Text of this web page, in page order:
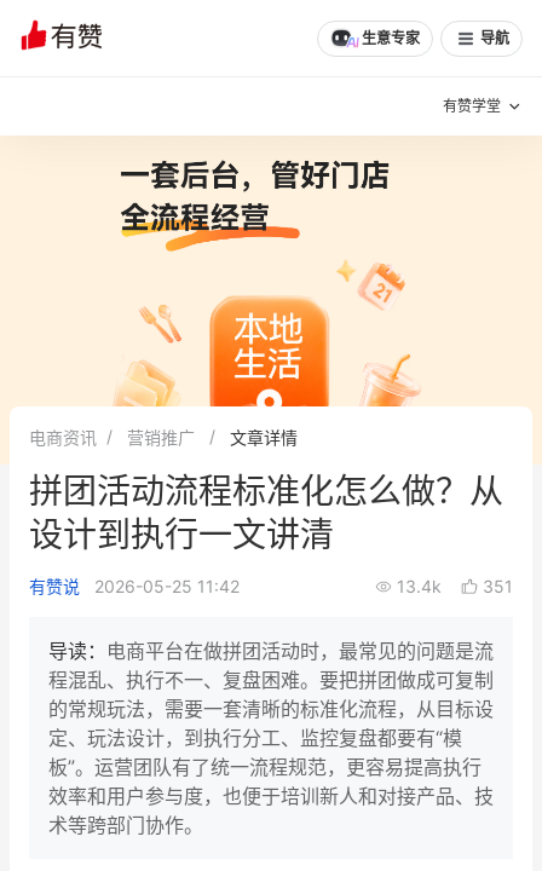
生意专家 导航
有赞学堂
增长方法
有赞专家说
新零售最佳实践
面对面聊增长
新零售大会 新零售茶会
增长产品指南
智库 产品场景库
产品更新动态 帮助中心
电商资讯 营销推广 文章详情
拼团活动流程标准化怎么做？从
设计到执行一文讲清
有赞说 2026-05-25 11:42 13.4k 351
导读： 电商平台在做拼团活动时，最常见的问题是流
程混乱、执行不一、复盘困难。要把拼团做成可复制
的常规玩法，需要一套清晰的标准化流程，从目标设
定、玩法设计，到执行分工、监控复盘都要有“模
板”。运营团队有了统一流程规范，更容易提高执行
效率和用户参与度，也便于培训新人和对接产品、技
术等跨部门协作。